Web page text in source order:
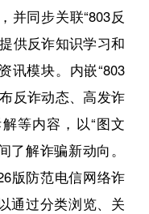
并同步关联“803反
供反诈知识学习和
讯模块。内嵌“803
反诈动态、高发诈
等内容，以“图文
了解诈骗新动向。
版防范电信网络诈
通过分类浏览、关